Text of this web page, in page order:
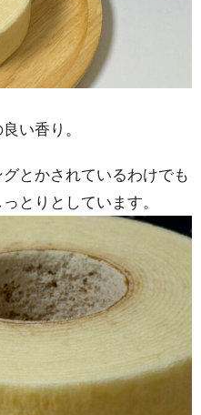
い香り。
とかされているわけでも
とりとしています。